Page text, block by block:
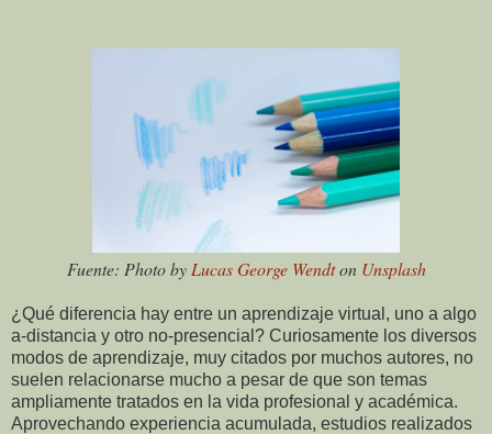
Fuente: Photo by Lucas George Wendton Unsplash
¿Qué diferencia hay entre un aprendizaje virtual, uno a algo
a-distancia y otro no-presencial? Curiosamente los diversos
modos de aprendizaje, muy citados por muchos autores, no
suelen relacionarse mucho a pesar de que son temas
ampliamente tratados en la vida profesional y académica.
Aprovechando experiencia acumulada, estudios realizados